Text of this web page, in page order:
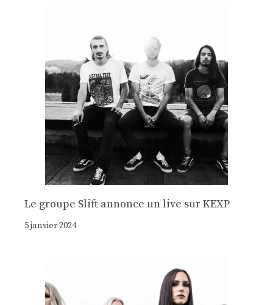
Le groupe Slift annonce un live sur KEXP
5 janvier 2024